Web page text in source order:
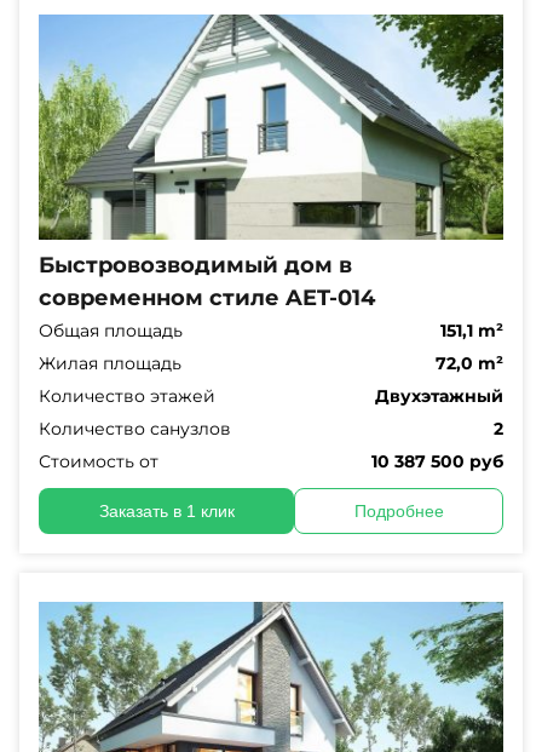
Быстровозводимый дом в
современном стиле AET-014
Общая площадь
151,1 m²
Жилая площадь
72,0 m²
Количество этажей
Двухэтажный
Количество санузлов
2
Стоимость от
10 387 500 руб
Заказать в 1 клик Подробнее